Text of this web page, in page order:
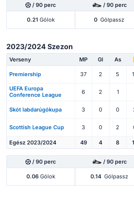
/ 90 perc / 90 perc
0.21 Gólok 0 Gólpassz
2023/2024 Szezon
Verseny MP Gl As
Premiership 37 2 5
UEFA Europa
Conference League
6 2 1
Skót labdarúgókupa 3 0 0
Scottish League Cup 3 0 2
Egész 2023/2024 49 4 8
/ 90 perc / 90 perc
0.06Gólok 0.14 Gólpassz